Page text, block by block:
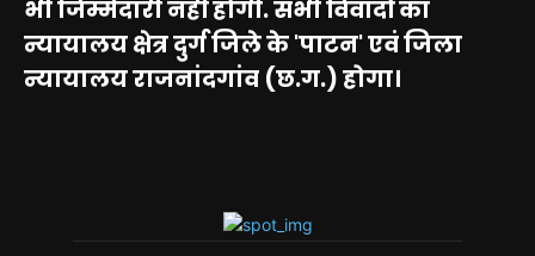
भी जिम्मेदारी नहीं होगी. सभी विवादों का
न्यायालय क्षेत्र दुर्ग जिले के 'पाटन' एवं जिला
न्यायालय राजनांदगांव (छ.ग.) होगा।